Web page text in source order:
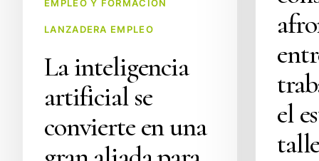
EMPLEO Y FORMACION
LANZADERA EMPLEO
La inteligencia
artificial se
convierte en una
Pasiegos
el